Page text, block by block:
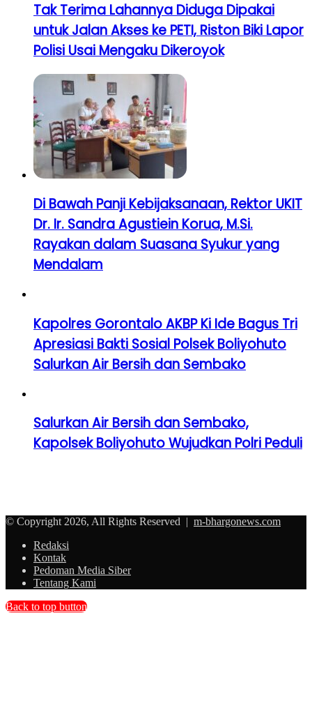
Tak Terima Lahannya Diduga Dipakai
untuk Jalan Akses ke PETI, Riston Biki Lapor
Polisi Usai Mengaku Dikeroyok
Di Bawah Panji Kebijaksanaan, Rektor UKIT
Dr. Ir. Sandra Agustiein Korua, M.Si.
Rayakan dalam Suasana Syukur yang
Mendalam
Kapolres Gorontalo AKBP Ki Ide Bagus Tri
Apresiasi Bakti Sosial Polsek Boliyohuto
Salurkan Air Bersih dan Sembako
Salurkan Air Bersih dan Sembako,
Kapolsek Boliyohuto Wujudkan Polri Peduli
© Copyright 2026, All Rights Reserved | m-bhargonews.com
Redaksi
Kontak
Pedoman Media Siber
Tentang Kami
Back to top button